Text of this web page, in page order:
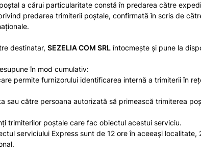
a cărui particularitate constă în predarea către
predarea trimiterii poştale, confirmată în scris de
destinatar, SEZELIA COM SRLîntocmeşte şi pune la
în mod cumulativ:
permite furnizorului identificarea internă a trimiterii în
sau către persoana autorizată să primească trimiterea
trimiterilor poştale care fac obiectul acestui serviciu.
serviciului Express sunt de 12 ore în aceeaşi